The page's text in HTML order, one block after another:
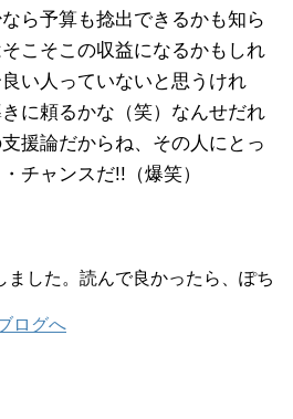
ら予算も捻出できるかも知ら
こそこの収益になるかもしれ
い人っていないと思うけれ
に頼るかな（笑）なんせだれ
援論だからね、その人にとっ
チャンスだ!!（爆笑）
ました。読んで良かったら、ぽち